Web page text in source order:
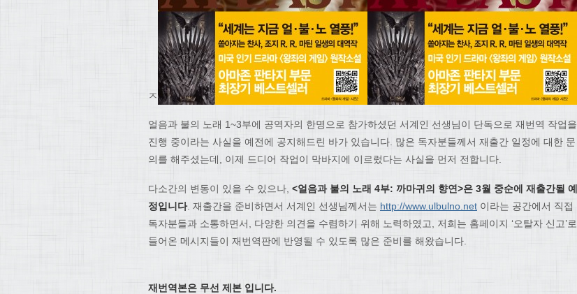
ㅈ
얼음과 불의 노래 1~3부에 공역자의 한명으로 참가하셨던 서계인 선생님이 단독으로 재번역 작업을
진행 중이라는 사실을 예전에 공지해드린 바가 있습니다. 많은 독자분들께서 재출간 일정에 대한 문
의를 해주셨는데, 이제 드디어 작업이 막바지에 이르렀다는 사실을 먼저 전합니다.
다소간의 변동이 있을 수 있으나, <얼음과 불의 노래 4부: 까마귀의 향연>은 3월 중순에 재출간될 예
정입니다. 재출간을 준비하면서 서계인 선생님께서는 http://www.ulbulno.net 이라는 공간에서 직접
독자분들과 소통하면서, 다양한 의견을 수렴하기 위해 노력하였고, 저희는 홈페이지 ‘오탈자 신고’로
들어온 메시지들이 재번역판에 반영될 수 있도록 많은 준비를 해왔습니다.
재번역본은 무선 제본 입니다.